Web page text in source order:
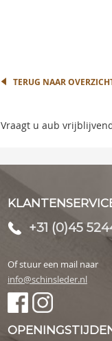
TERUG NAAR
Vraagt u aub
+31 (0)45
Of stuur een mail naar
info@schinsleder.nl